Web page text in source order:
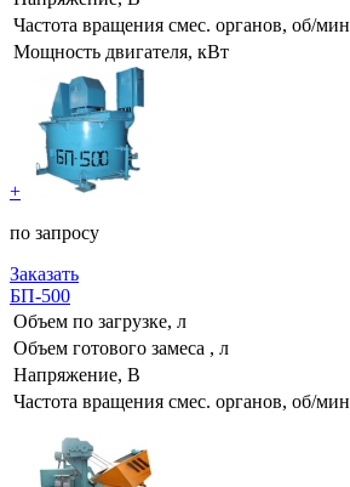
Частота вращения смес. органов, об/мин
Мощность двигателя, кВт
+
по запросу
Заказать
БП-500
Объем по загрузке, л
Объем готового замеса , л
Напряжение, В
Частота вращения смес. органов, об/мин